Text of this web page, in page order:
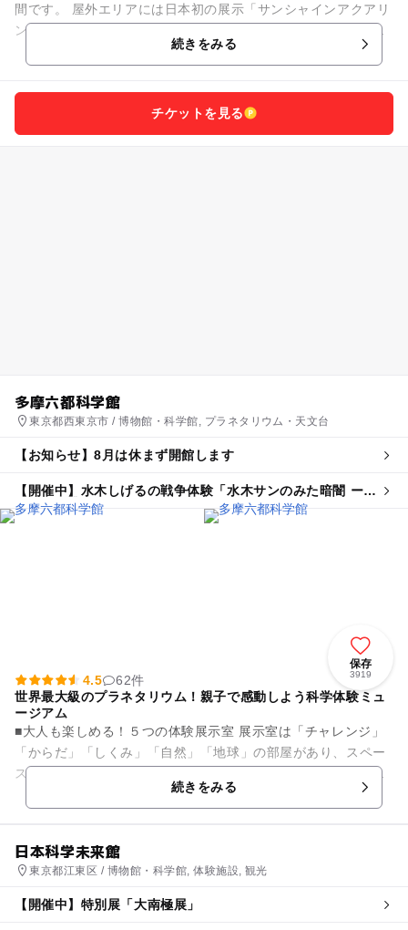
間です。 屋外エリアには日本初の展示「サンシャインアクアリ
ング」が登場。頭上にあるドーナツ型水槽をアシカが気持ちよ
さそうに泳ぎ、その姿は...続きをみる
チケットを見る
多摩六都科学館
東京都西東京市 / 博物館・科学館, プラネタリウム・天文台
【お知らせ】8月は休まず開館します
【開催中】水木しげるの戦争体験「水木サンのみた暗闇 ーぬ
りかべに遭った夜ー」
保存
3919
4.5
62件
世界最大級のプラネタリウム！親子で感動しよう科学体験ミュ
ージアム
■大人も楽しめる！５つの体験展示室 展示室は「チャレンジ」
「からだ」「しくみ」「自然」「地球」の部屋があり、スペー
スシャトルの実物大模型や月の重力体験ができる乗り物「ムー
ンウォーカー」をはじめ...続きをみる
日本科学未来館
東京都江東区 / 博物館・科学館, 体験施設, 観光
【開催中】特別展「大南極展」